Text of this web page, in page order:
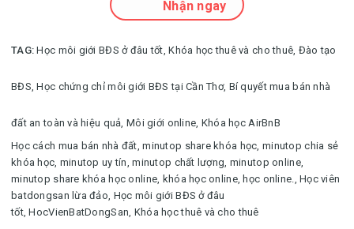
Nhận ngay
TAG:Học môi giới BĐS ở đâu tốt,Khóa học thuê và cho thuê, Đào tạo
BĐS,Học chứng chỉ môi giới BĐS tại Cần Thơ, Bí quyết mua bán nhà
đất an toàn và hiệu quả, Môi giới online, Khóa học AirBnB
Học cách mua bán nhà đất,minutop share khóa học, minutop chia sẻ
khóa học, minutop uy tín, minutop chất lượng, minutop online,
minutop share khóa học online, khóa học online, học online.,Học viên
batdongsan lừa đảo, Học môi giới BĐS ở đâu
tốt,HocVienBatDongSan, Khóa học thuê và cho thuê